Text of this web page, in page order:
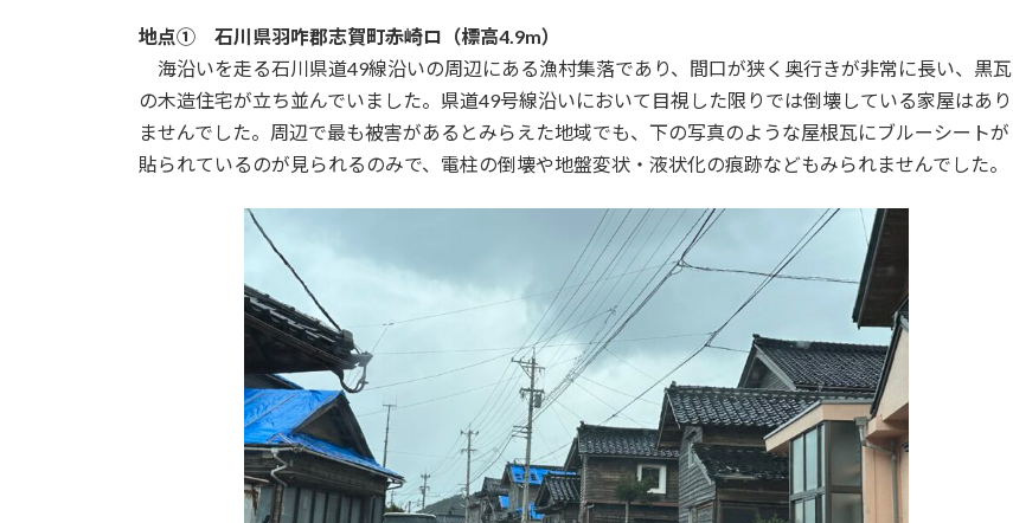
地点① 石川県羽咋郡志賀町赤崎ロ（標高4.9m）
海沿いを走る石川県道49線沿いの周辺にある漁村集落であり、間口が狭く奥行きが非常に長い、黒瓦
の木造住宅が立ち並んでいました。県道49号線沿いにおいて目視した限りでは倒壊している家屋はあり
ませんでした。周辺で最も被害があるとみらえた地域でも、下の写真のような屋根瓦にブルーシートが
貼られているのが見られるのみで、電柱の倒壊や地盤変状・液状化の痕跡などもみられませんでした。